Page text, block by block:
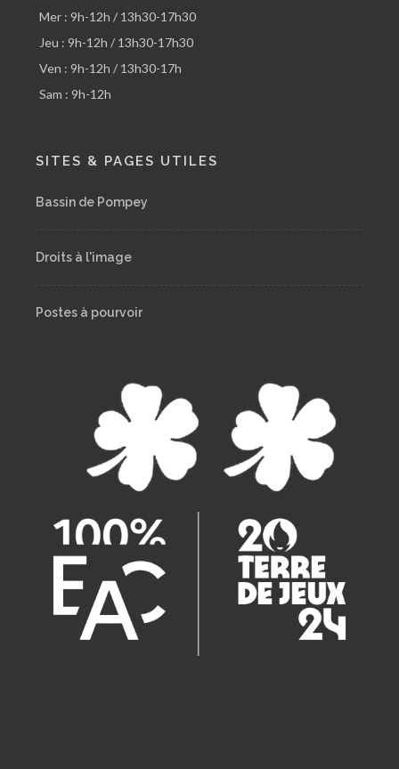
Mer : 9h-12h / 13h30-17h30
Jeu : 9h-12h / 13h30-17h30
Ven : 9h-12h / 13h30-17h
Sam : 9h-12h
SITES & PAGES UTILES
Bassin de Pompey
Droits à l'image
Postes à pourvoir